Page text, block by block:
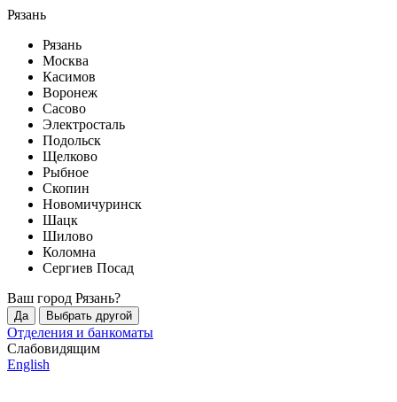
Рязань
Рязань
Москва
Касимов
Воронеж
Сасово
Электросталь
Подольск
Щелково
Рыбное
Скопин
Новомичуринск
Шацк
Шилово
Коломна
Сергиев Посад
Ваш город Рязань?
Да Выбрать другой
Отделения и банкоматы
Слабовидящим
English